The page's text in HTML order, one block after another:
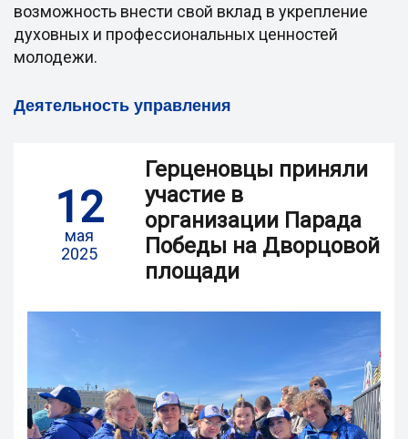
возможность внести свой вклад в укрепление
духовных и профессиональных ценностей
молодежи.
Деятельность управления
12
мая
2025
Герценовцы приняли
участие в
организации Парада
Победы на Дворцовой
площади